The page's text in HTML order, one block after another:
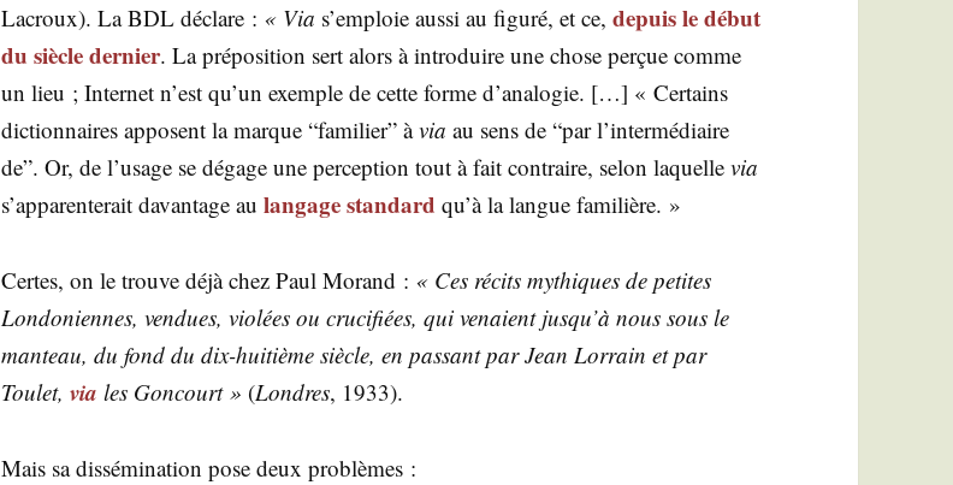
Lacroux). La BDL déclare : « Via s’emploie aus­si au figu­ré, et ce,depuis le début
du siècle der­nier. La pré­po­si­tion sert alors à intro­duire une chose per­çue comme
un lieu ; Inter­net n’est qu’un exemple de cette forme d’analogie. […] « Cer­tains
dic­tion­naires apposent la marque “fami­lier” àvia au sens de “par l’intermédiaire
de”. Or, de l’usage se dégage une per­cep­tion tout à fait contraire, selon laquellevia
s’apparenterait davan­tage aulan­gage stan­dard qu’à la langue familière. »
Certes, on le trouve déjà chez Paul Morand : « Ces récits mythiques de petites
Lon­do­niennes, ven­dues, vio­lées ou cru­ci­fiées, qui venaient jus­qu’à nous sous le
man­teau, du fond du dix-hui­tième siècle, en pas­sant par Jean Lor­rain et par
Tou­let,via les Gon­court » (Londres, 1933).
Mais sa dis­sé­mi­na­tion pose deux problèmes :